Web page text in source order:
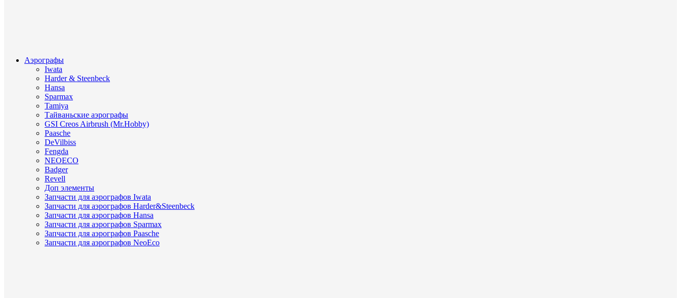
Аэрографы
Iwata
Harder & Steenbeck
Hansa
Sparmax
Tamiya
Тайваньские аэрографы
GSI Creos Airbrush (Mr.Hobby)
Paasche
DeVilbiss
Fengda
NEOECO
Badger
Revell
Доп элементы
Запчасти для аэрографов Iwata
Запчасти для аэрографов Harder&Steenbeck
Запчасти для аэрографов Hansa
Запчасти для аэрографов Sparmax
Запчасти для аэрографов Paasche
Запчасти для аэрографов NeoEco